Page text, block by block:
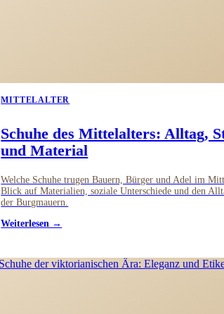
MITTELALTER
Schuhe des Mittelalters: Alltag,
und Material
Welche Schuhe trugen Bauern, Bürger und Adel im
Blick auf Materialien, soziale Unterschiede und den
der Burgmauern.
Weiterlesen →